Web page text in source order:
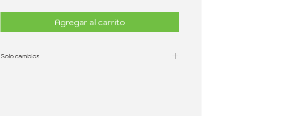
Agregar al carrito
Solo cambios